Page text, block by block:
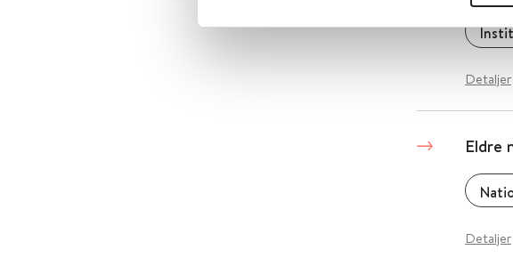
Detaljer
Eldre
Detaljer